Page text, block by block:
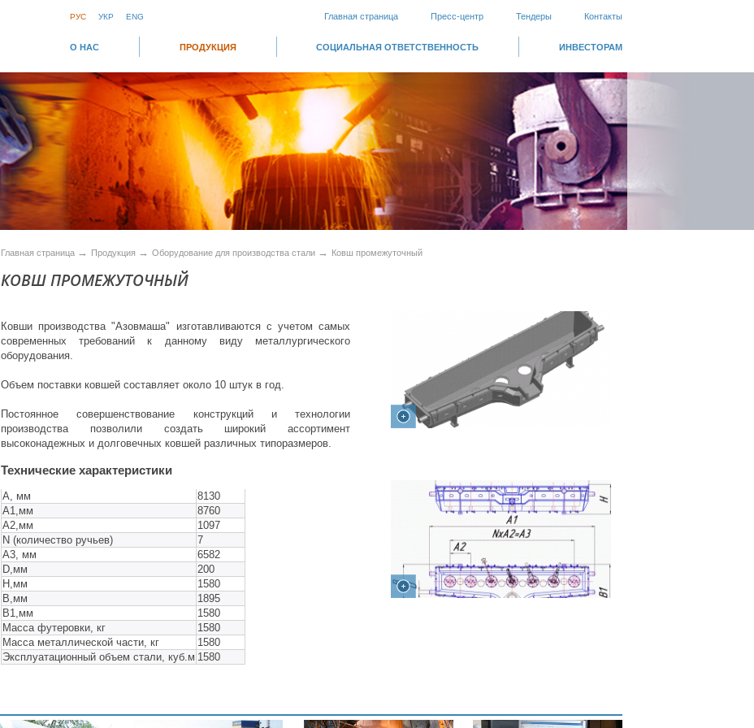
РУС УКР ENG Главная страница Пресс-центр Тендеры Контакты
О НАС ПРОДУКЦИЯ СОЦИАЛЬНАЯ ОТВЕТСТВЕННОСТЬ ИНВЕСТОРАМ
Главная страница → Продукция → Оборудование для производства стали → Ковш промежуточный
КОВШ ПРОМЕЖУТОЧНЫЙ
Ковши производства "Азовмаша" изготавливаются с учетом самых
современных требований к данному виду металлургического
оборудования.
Объем поставки ковшей составляет около 10 штук в год.
Постоянное совершенствование конструкций и технологии
производства позволили создать широкий ассортимент
высоконадежных и долговечных ковшей различных типоразмеров.
Технические характеристики
А, мм
8130
А1,мм
8760
А2,мм
1097
N (количество ручьев)
7
А3, мм
6582
D,мм
200
H,мм
1580
B,мм
1895
B1,мм
1580
Масса футеровки, кг
1580
Масса металлической части, кг
1580
Эксплуатационный объем стали, куб.м 1580